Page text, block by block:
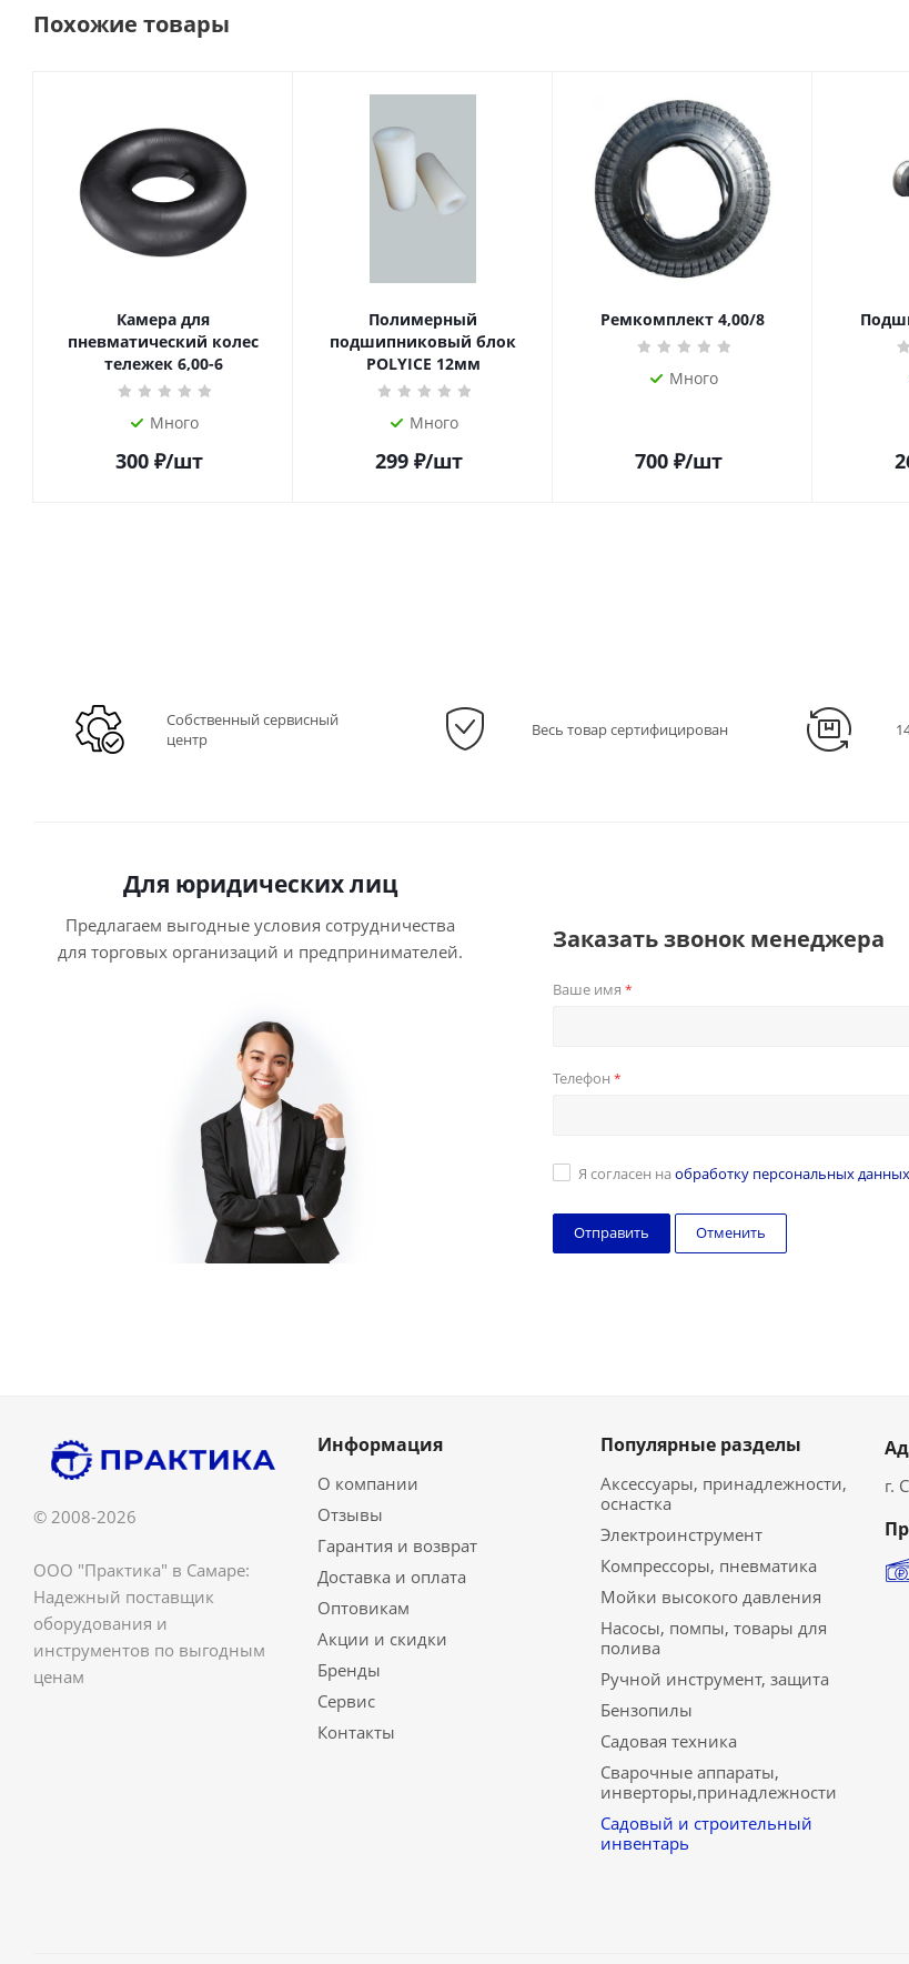
Похожие товары
Камера для
пневматический колес
тележек 6,00-6
Много
300 ₽/шт
Полимерный
подшипниковый блок
POLYICE 12мм
Много
299 ₽/шт
Ремкомплект 4,00/8
Много
700 ₽/шт
Собственный сервисный
центр
Весь товар сертифицирован
Для юридических лиц
Предлагаем выгодные условия сотрудничества
для торговых организаций и предпринимателей.
Заказать звонок менеджера
Ваше имя *
Телефон *
Я согласен на обработку персональных данных
Отменить
© 2008-2026
ООО "Практика" в Самаре:
Надежный поставщик
оборудования и
инструментов по выгодным
ценам
Информация
О компании
Отзывы
Гарантия и возврат
Доставка и оплата
Оптовикам
Акции и скидки
Бренды
Сервис
Контакты
Популярные разделы
Аксессуары, принадлежности,
оснастка
Электроинструмент
Компрессоры, пневматика
Мойки высокого давления
Насосы, помпы, товары для
полива
Ручной инструмент, защита
Бензопилы
Садовая техника
Сварочные аппараты,
инверторы,принадлежности
Садовый и строительный
инвентарь
г.